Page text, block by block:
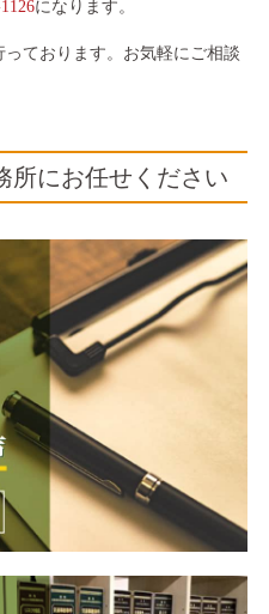
になります。
ております。お気軽にご相談
所にお任せください